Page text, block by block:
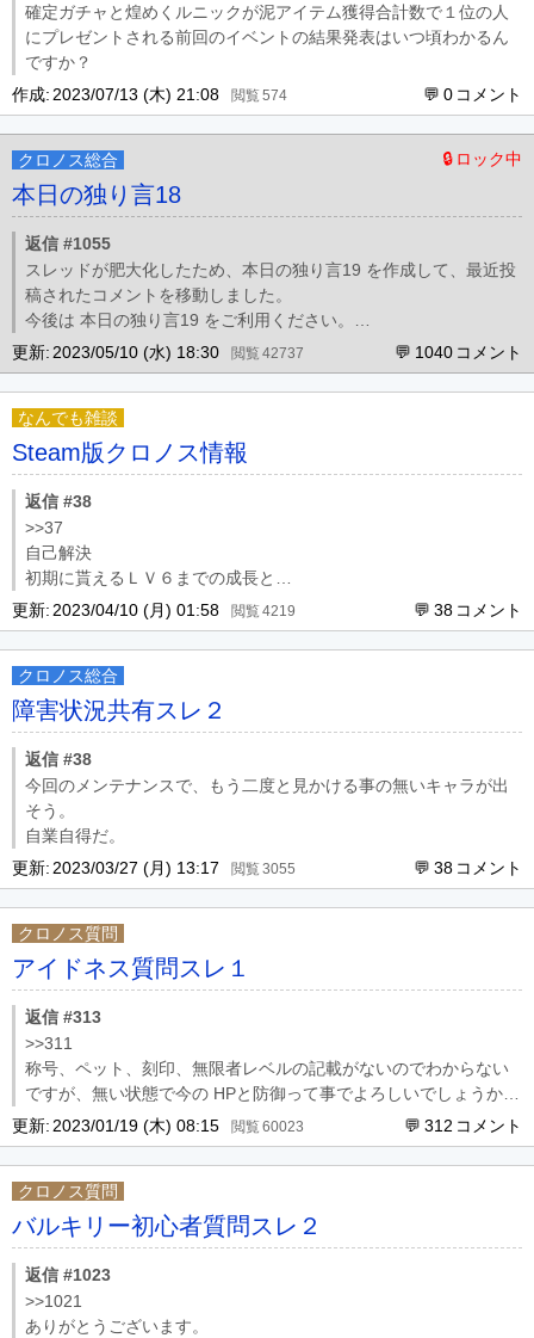
確定ガチャと煌めくルニックが泥アイテム獲得合計数で１位の人
にプレゼントされる前回のイベントの結果発表はいつ頃わかるん
ですか？
作成: 2023/07/13 (木) 21:08 574 0
クロノス総合 ロック中
本日の独り言18
返信 #1055
スレッドが肥大化したため、本日の独り言19 を作成して、最近投
稿されたコメントを移動しました。
今後は 本日の独り言19 をご利用ください。
このスレッドの #1015, #1023, #1039, #1043, #1048 を削除しま
した。
削除理由: ご利用上の注意 における掲示板の禁止事項「誹
更新: 2023/05/10 (水) 18:30 42737 1040
なんでも雑談
Steam版クロノス情報
返信 #38
>>37
自己解決
初期に貰えるＬＶ６までの成長と
例の何たらリングを入れて合成できました
更新: 2023/04/10 (月) 01:58 4219 38
クロノス総合
障害状況共有スレ２
返信 #38
今回のメンテナンスで、もう二度と見かける事の無いキャラが出
そう。
自業自得だ。
更新: 2023/03/27 (月) 13:17 3055 38
クロノス質問
アイドネス質問スレ１
返信 #313
>>311
称号、ペット、刻印、無限者レベルの記載がないのでわからない
ですが、無い状態で今の HPと防御って事でよろしいでしょうか？
スクは、ステ100やルドルフの玉を使ってこれだと HP、防御、命
中を上げる要素があまりないのでレベルも249以下なんだなくらい
しかわからないですが、もっと上げてくだい
更新: 2023/01/19 (木) 08:15 60023 312
クロノス質問
バルキリー初心者質問スレ２
返信 #1023
>>1021
ありがとうございます。